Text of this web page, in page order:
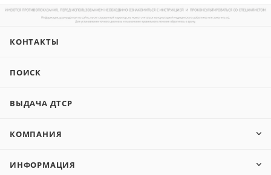
КОНТАКТЫ
ПОИСК
ВЫДАЧА ДТСР
КОМПАНИЯ
ИНФОРМАЦИЯ